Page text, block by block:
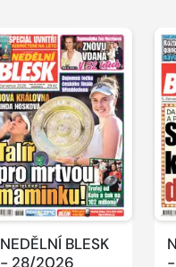
NEDĚLNÍ BLESK
- 28/2026